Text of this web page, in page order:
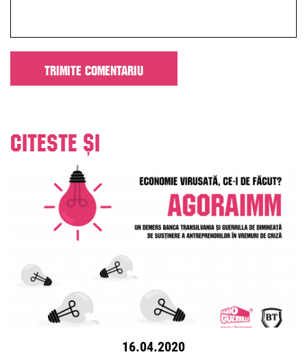
Citeste și
16.04.2020